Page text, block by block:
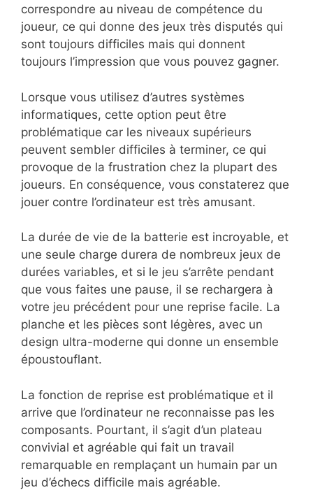
correspondre au niveau de compétence du
joueur, ce qui donne des jeux très disputés qui
sont toujours difficiles mais qui donnent
toujours l’impression que vous pouvez gagner.
Lorsque vous utilisez d’autres systèmes
informatiques, cette option peut être
problématique car les niveaux supérieurs
peuvent sembler difficiles à terminer, ce qui
provoque de la frustration chez la plupart des
joueurs. En conséquence, vous constaterez que
jouer contre l’ordinateur est très amusant.
La durée de vie de la batterie est incroyable, et
une seule charge durera de nombreux jeux de
durées variables, et si le jeu s’arrête pendant
que vous faites une pause, il se rechargera à
votre jeu précédent pour une reprise facile. La
planche et les pièces sont légères, avec un
design ultra-moderne qui donne un ensemble
époustouflant.
La fonction de reprise est problématique et il
arrive que l’ordinateur ne reconnaisse pas les
composants. Pourtant, il s’agit d’un plateau
convivial et agréable qui fait un travail
remarquable en remplaçant un humain par un
jeu d’échecs difficile mais agréable.